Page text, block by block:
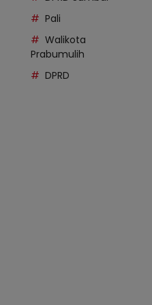
Pali
Walikota
Prabumulih
DPRD